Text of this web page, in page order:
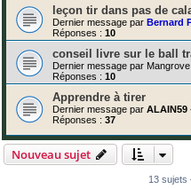
leçon tir dans pas de
Dernier message par Bernard
Réponses : 10
conseil livre sur le ball
Dernier message par Mangrove
Réponses : 10
Apprendre à tirer
Dernier message par ALAIN59
Réponses : 37
Nouveau sujet
13 sujets